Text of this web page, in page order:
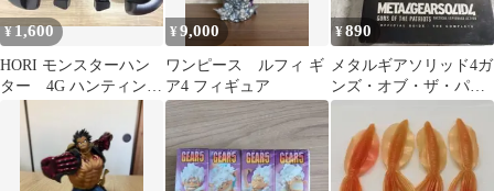
¥1,600
HORI モンスターハン
ター 4G ハンティング
ギア 3DS
¥9,000
ワンピース ルフィ ギ
ア4 フィギュア
¥890
メタルギアソリッド4ガ
ンズ・オブ・ザ・パト
リオット公式ガイド
ザ・コンプリート